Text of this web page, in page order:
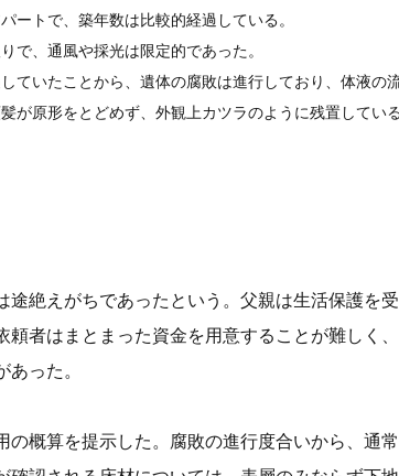
ートで、築年数は比較的経過している。
で、通風や採光は限定的であった。
ていたことから、遺体の腐敗は進行しており、体液の
が原形をとどめず、外観上カツラのように残置してい
絶えがちであったという。父親は生活保護を
者はまとまった資金を用意することが難しく
った。
概算を提示した。腐敗の進行度合いから、通